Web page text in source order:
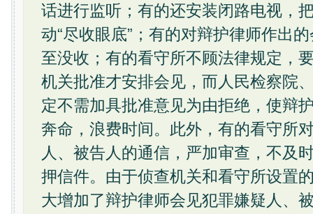
话进行监听；有的还安装闭路电视，
动“尽收眼底”；有的对辩护律师作出
至没收；有的看守所不顾法律规定，
机关批准才安排会见，而人民检察院
定不需加具批准意见为由拒绝，使辩
奔命，浪费时间。此外，有的看守所
人、被告人的通信，严加审查，不及
押信件。由于侦查机关和看守所设置
大增加了辩护律师会见犯罪嫌疑人、